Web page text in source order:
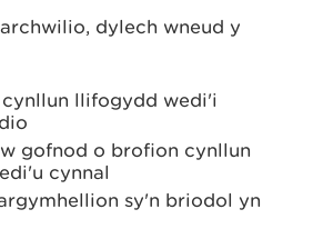
dylech wneud y
cynllun llifogydd wedi'i
gofnod o brofion cynllun
cynnal
sy'n briodol yn